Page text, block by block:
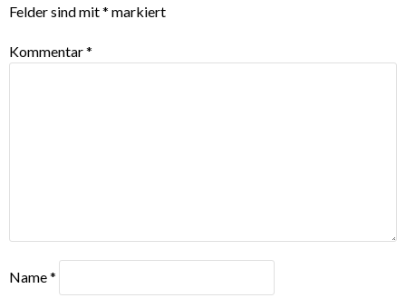
Felder sind mit* markiert
Kommentar*
Name*